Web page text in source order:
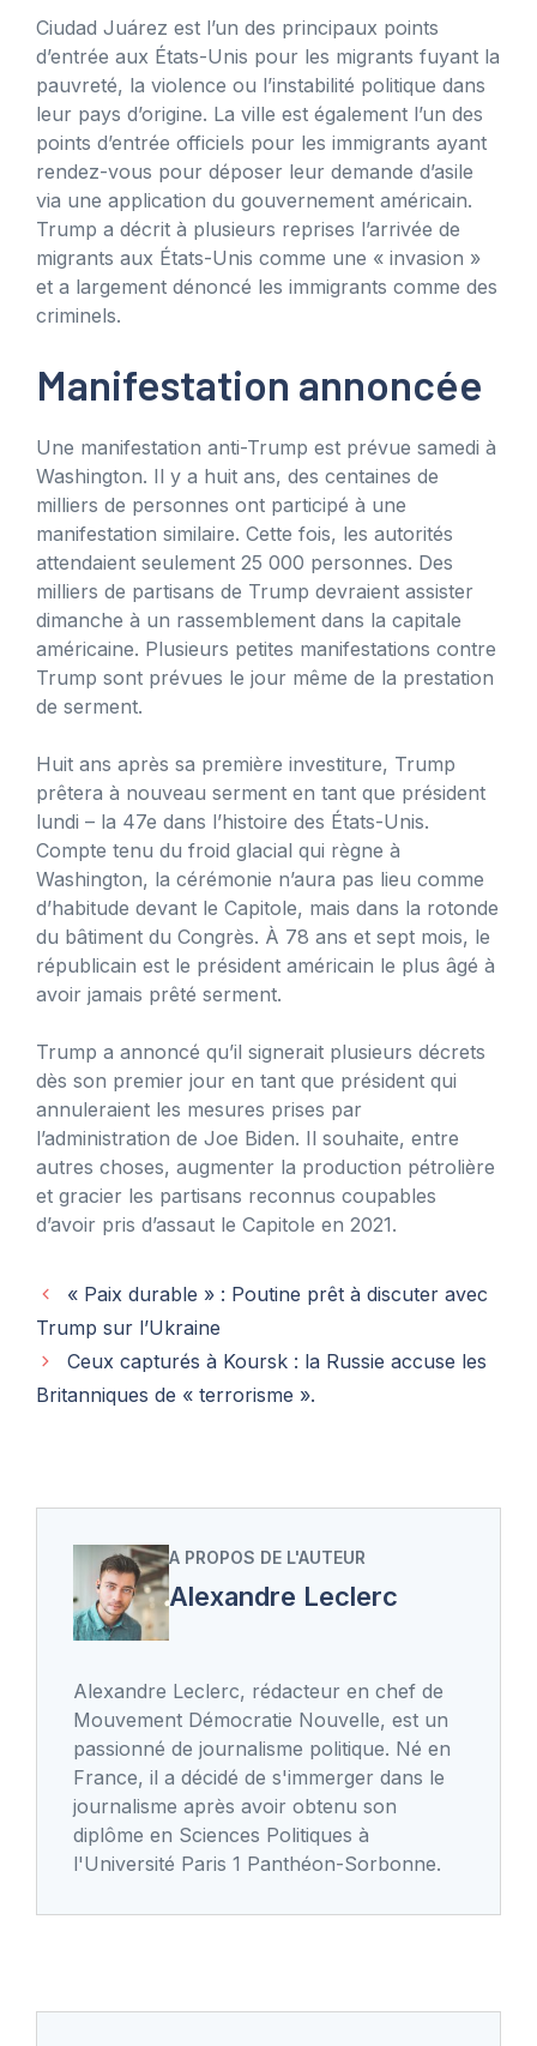
Ciudad Juárez est l’un des principaux points
d’entrée aux États-Unis pour les migrants fuyant la
pauvreté, la violence ou l’instabilité politique dans
leur pays d’origine. La ville est également l’un des
points d’entrée officiels pour les immigrants ayant
rendez-vous pour déposer leur demande d’asile
via une application du gouvernement américain.
Trump a décrit à plusieurs reprises l’arrivée de
migrants aux États-Unis comme une « invasion »
et a largement dénoncé les immigrants comme des
criminels.
Manifestation annoncée
Une manifestation anti-Trump est prévue samedi à
Washington. Il y a huit ans, des centaines de
milliers de personnes ont participé à une
manifestation similaire. Cette fois, les autorités
attendaient seulement 25 000 personnes. Des
milliers de partisans de Trump devraient assister
dimanche à un rassemblement dans la capitale
américaine. Plusieurs petites manifestations contre
Trump sont prévues le jour même de la prestation
de serment.
Huit ans après sa première investiture, Trump
prêtera à nouveau serment en tant que président
lundi – la 47e dans l’histoire des États-Unis.
Compte tenu du froid glacial qui règne à
Washington, la cérémonie n’aura pas lieu comme
d’habitude devant le Capitole, mais dans la rotonde
du bâtiment du Congrès. À 78 ans et sept mois, le
républicain est le président américain le plus âgé à
avoir jamais prêté serment.
Trump a annoncé qu’il signerait plusieurs décrets
dès son premier jour en tant que président qui
annuleraient les mesures prises par
l’administration de Joe Biden. Il souhaite, entre
autres choses, augmenter la production pétrolière
et gracier les partisans reconnus coupables
d’avoir pris d’assaut le Capitole en 2021.
« Paix durable » : Poutine prêt à discuter avec
Trump sur l’Ukraine
Ceux capturés à Koursk : la Russie accuse les
Britanniques de « terrorisme ».
A PROPOS DE L'AUTEUR
Alexandre Leclerc
Alexandre Leclerc, rédacteur en chef de
Mouvement Démocratie Nouvelle, est un
passionné de journalisme politique. Né en
France, il a décidé de s'immerger dans le
journalisme après avoir obtenu son
diplôme en Sciences Politiques à
l'Université Paris 1 Panthéon-Sorbonne.